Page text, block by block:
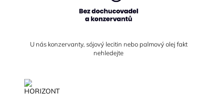
U nás konzervanty, sójový lecitin nebo palmový olej fakt
nehledejte